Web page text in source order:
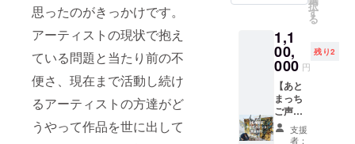
思ったのがきっかけです。
アーティストの現状で抱え
ている問題と当たり前の不
便さ、現在まで活動し続け
るアーティストの方達がど
うやって作品を世に出して
付させ
ていた
だきま
す！
※30作品
限定 ※
お作品
に関し
ての所
と黒木
よるF8
号サイ
ズ
（455×
380mm
）によ
る本作
品（原
画作
択
す
る
1,1
00,
000 円
残り2
【あと
まっち
ご声援
Plan！2
名様限
支援
者：